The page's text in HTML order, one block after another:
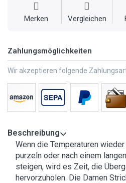
Merken Vergleichen
Zahlungsmöglichkeiten
Wir akzeptieren folgende
Beschreibung
Wenn die Temperaturen
purzeln oder nach einem
steigen, wird es Zeit, die
hervorzuholen. Die Damen